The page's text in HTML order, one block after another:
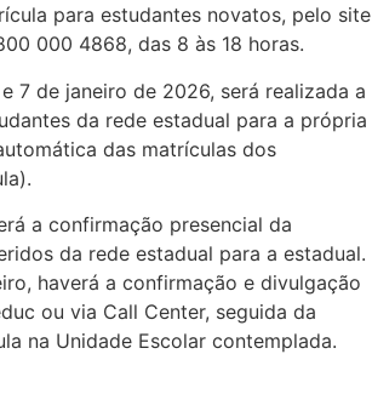
para estudantes novatos, pelo site
000 4868, das 8 às 18 horas.
7 de janeiro de 2026, será realizada a
da rede estadual para a própria
das matrículas dos
a confirmação presencial da
da rede estadual para a estadual.
haverá a confirmação e divulgação
ou via Call Center, seguida da
na Unidade Escolar contemplada.